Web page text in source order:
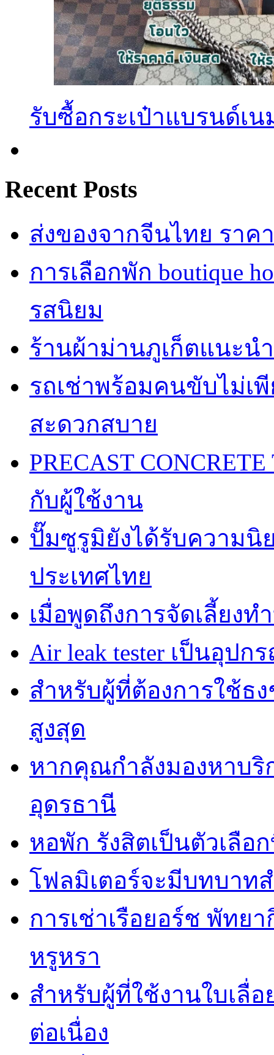
รับซื้อกระเป๋าแบรนด์เน
Recent Posts
ส่งของจากจีนไทย ราค
การเลือกพัก boutique
รสนิยม
ร้านผ้าม่านภูเก็ตแนะน
รถเช่าพร้อมคนขับไม่เ
สะดวกสบาย
PRECAST
กับผู้ใช้งาน
ปั๊มซูรูมิยังได้รับความนิ
ประเทศไทย
เมื่อพูดถึงการจัดเลี้ยง
Air leak tester เป็นอุป
สำหรับผู้ที่ต้องการใช้ธ
สูงสุด
หากคุณกำลังมองหาบริ
อุดรธานี
หอพัก รังสิตเป็นตัวเลือ
โฟลมิเตอร์จะมีบทบา
การเช่าเรือยอร์ช พัทย
หรูหรา
สำหรับผู้ที่ใช้งานใบเลื่
ต่อเนื่อง